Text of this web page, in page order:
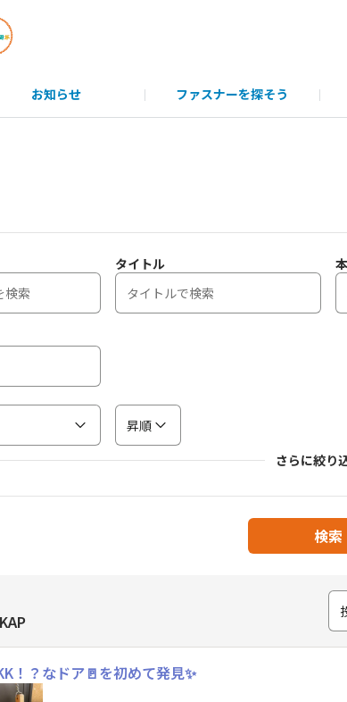
お知らせ ファスナーを探そう
YKK
タイトル
昇順
さらに絞り
検索
！？なドア🚪を初めて発見✨